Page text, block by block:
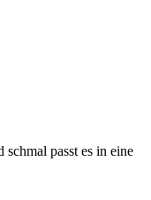
passt es in eine